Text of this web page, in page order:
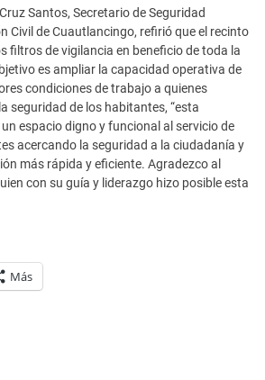
Santos, Secretario de Seguridad
Civil de Cuautlancingo, refirió que el recinto
filtros de vigilancia en beneficio de toda la
es ampliar la capacidad operativa de
condiciones de trabajo a quienes
seguridad de los habitantes, “esta
espacio digno y funcional al servicio de
acercando la seguridad a la ciudadanía y
más rápida y eficiente. Agradezco al
con su guía y liderazgo hizo posible esta
Más